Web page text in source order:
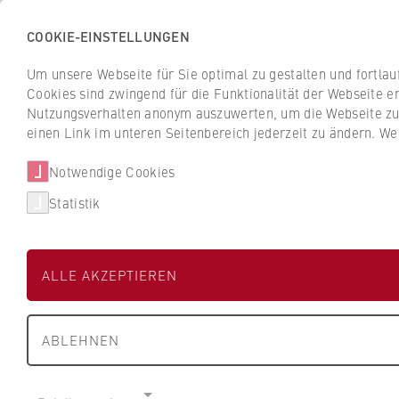
zur
Startseite
der
HWR
Berlin
d-cube Berlin
Institute for Data-Driven Digital
Institut
COOKIE-EINSTELLUNGEN
Um unsere Webseite für Sie optimal zu gestalten und
Cookies sind zwingend für die Funktionalität der Webseite
Nutzungsverhalten anonym auszuwerten, um die Webseite
einen Link im unteren Seitenbereich jederzeit zu ändern.
Notwendige Cookies
Statistik
ALLE AKZEPTIEREN
ABLEHNEN